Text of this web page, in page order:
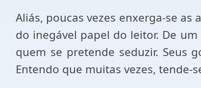
Aliás, poucas vezes enxerga-se
do inegável papel do leitor. De
quem se pretende seduzir. Seus
Entendo que muitas vezes,